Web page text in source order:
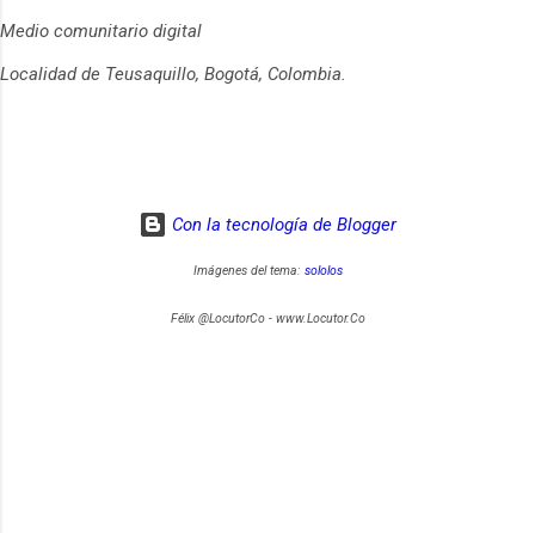
Medio comunitario digital
Localidad de Teusaquillo, Bogotá, Colombia.
Con la tecnología de Blogger
Imágenes del tema: sololos
Félix @LocutorCo - www.Locutor.Co